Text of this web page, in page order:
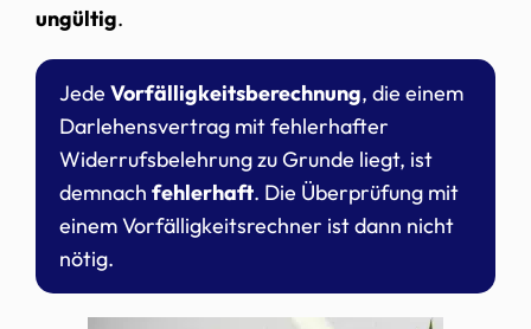
ungültig.
Jede Vorfälligkeitsberechnung, die einem
Darlehensvertrag mit fehlerhafter
Widerrufsbelehrung zu Grunde liegt, ist
demnach fehlerhaft. Die Überprüfung mit
einem Vorfälligkeitsrechner ist dann nicht
nötig.